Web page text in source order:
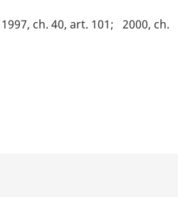
1997, ch. 40, art. 101
2000, ch.